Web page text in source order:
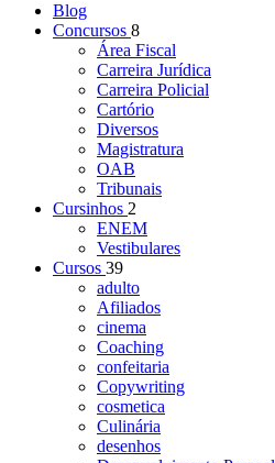
Blog
Concursos 8
Área Fiscal
Carreira Jurídica
Carreira Policial
Cartório
Diversos
Magistratura
OAB
Tribunais
Cursinhos 2
ENEM
Vestibulares
Cursos 39
adulto
Afiliados
cinema
Coaching
confeitaria
Copywriting
cosmetica
Culinária
desenhos